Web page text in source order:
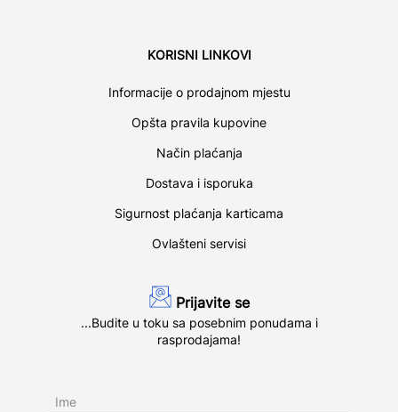
KORISNI LINKOVI
Informacije o prodajnom mjestu
Opšta pravila kupovine
Način plaćanja
Dostava i isporuka
Sigurnost plaćanja karticama
Ovlašteni servisi
Prijavite se
...Budite u toku sa posebnim ponudama i
rasprodajama!
Ime